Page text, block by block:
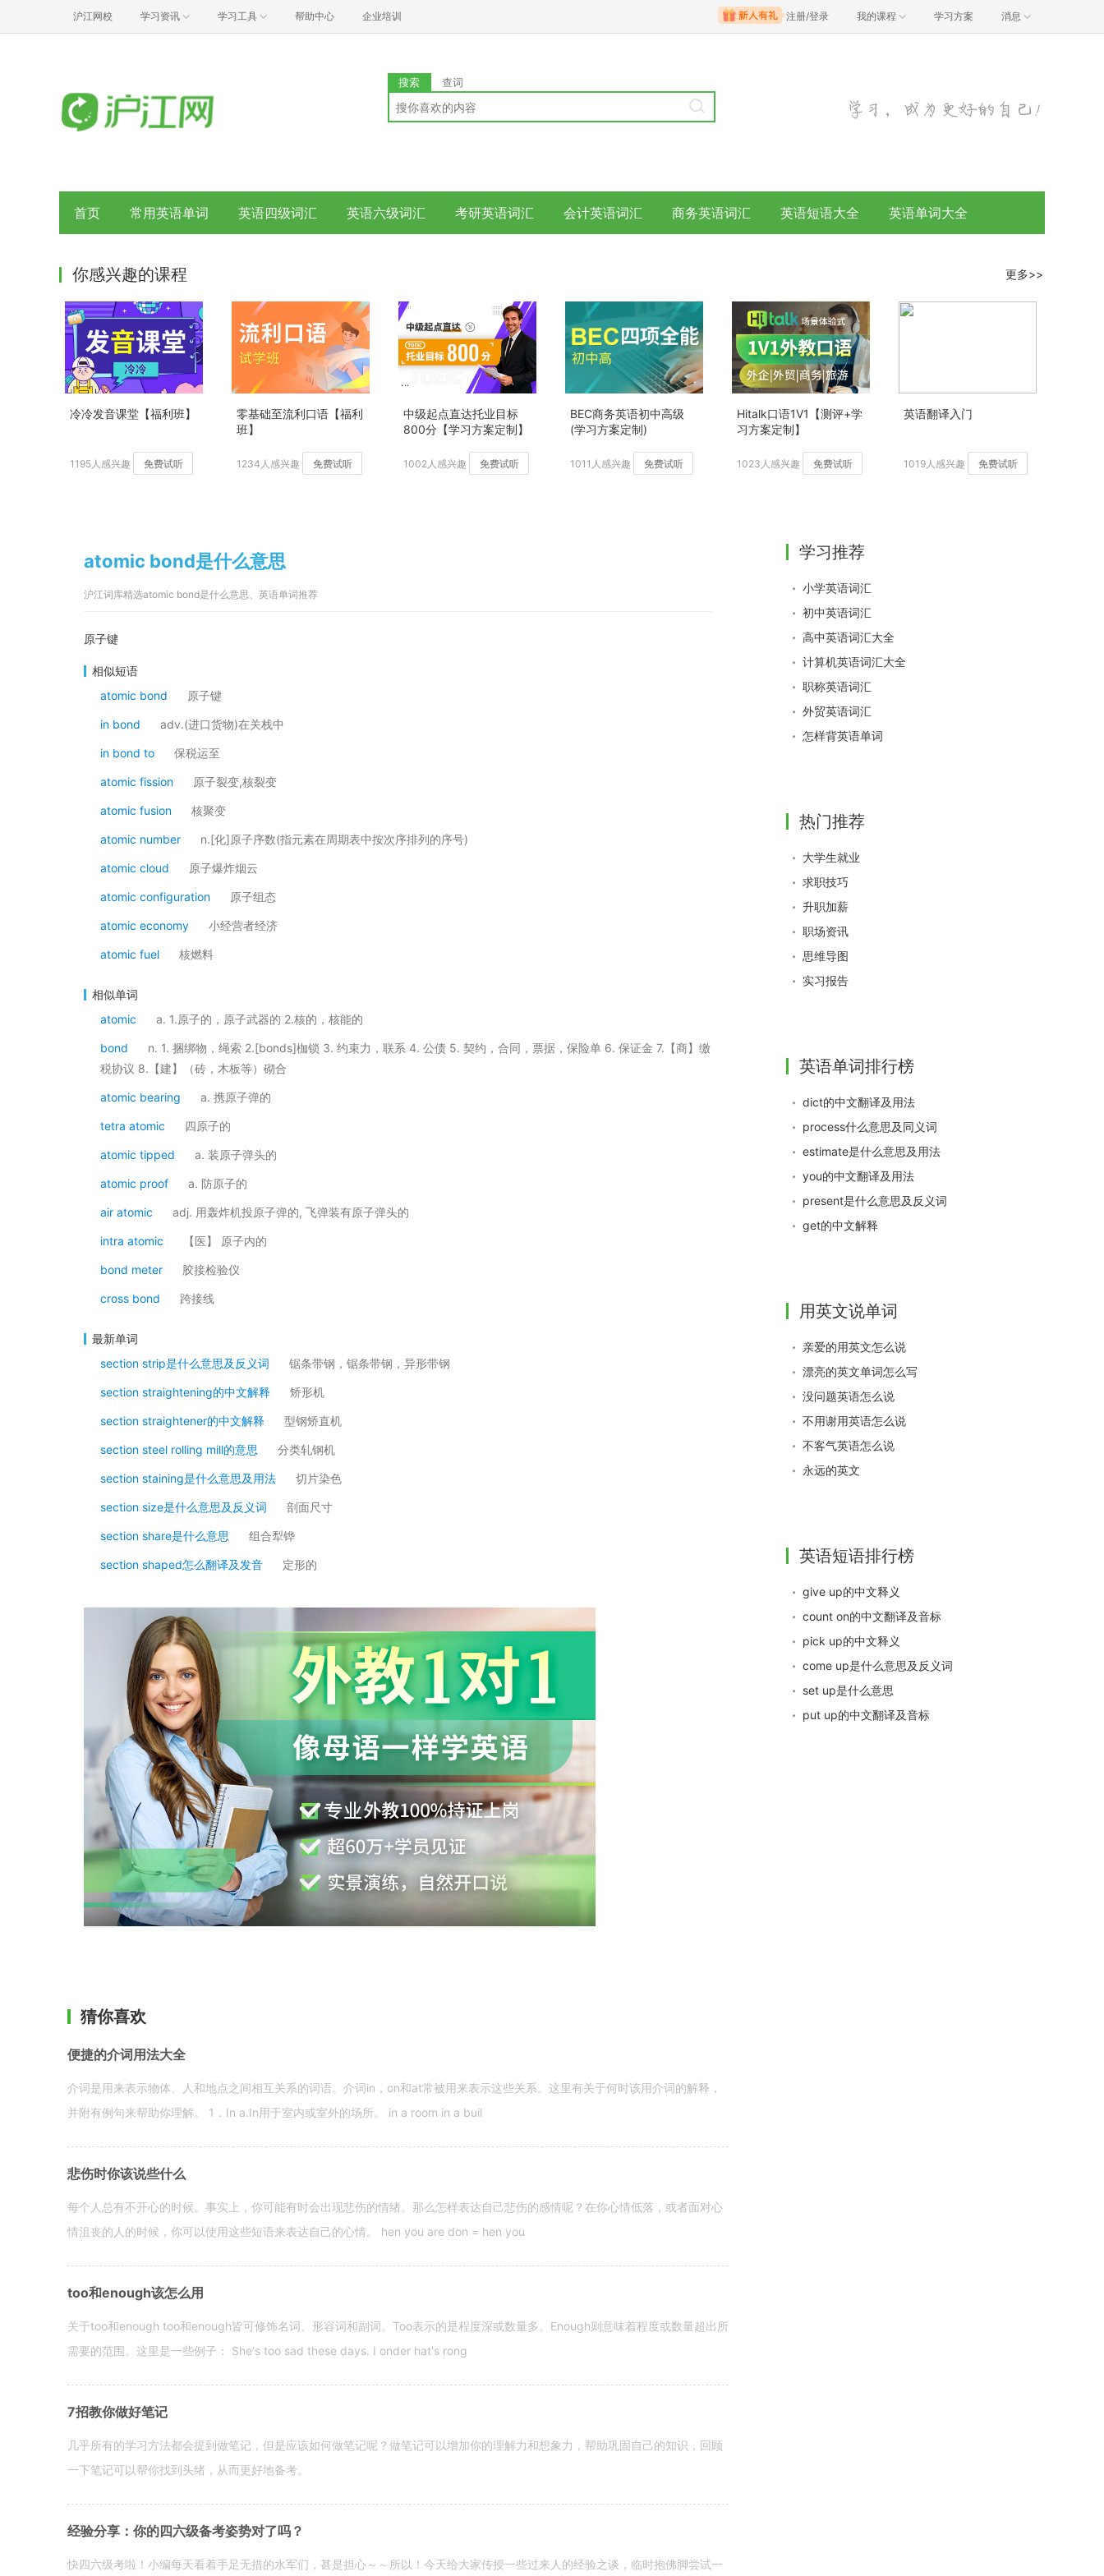
沪江网校 学习资讯 学习工具 帮助中心 企业培训 注册/登录 我的课程 学习方案 消息
搜索 查词
首页 常用英语单词 英语四级词汇 英语六级词汇 考研英语词汇 会计英语词汇 商务英语词汇 英语短语大全 英语单词大全
你感兴趣的课程 更多>>
冷冷发音课堂【福利班】
1195人感兴趣 免费试听
零基础至流利口语【福利
班】
1234人感兴趣 免费试听
中级起点直达托业目标
800分【学习方案定制】
1002人感兴趣 免费试听
BEC商务英语初中高级
(学习方案定制)
1011人感兴趣 免费试听
Hitalk口语1V1【测评+学
习方案定制】
1023人感兴趣 免费试听
英语翻译入门
1019人感兴趣 免费试听
atomic bond是什么意思
沪江词库精选atomic bond是什么意思、英语单词推荐
原子键
相似短语
atomic bond
原子键
in bond adv.(进口货物)在关栈中
in bond to 保税运至
atomic fission 原子裂变,核裂变
atomic fusion 核聚变
atomic number n.[化]原子序数(指元素在周期表中按次序排列的序号)
atomic cloud 原子爆炸烟云
atomic configuration 原子组态
atomic economy 小经营者经济
atomic fuel 核燃料
相似单词
atomic
a. 1.原子的，原子武器的 2.核的，核能的
bond
n. 1. 捆绑物，绳索 2.[bonds]枷锁 3. 约束力，联系 4. 公债 5. 契约，合同，票据，保险单 6. 保证金 7.【商】缴
税协议 8.【建】（砖，木板等）砌合
atomic bearing a. 携原子弹的
tetra atomic 四原子的
atomic tipped a. 装原子弹头的
atomic proof a. 防原子的
air atomic adj. 用轰炸机投原子弹的, 飞弹装有原子弹头的
intra atomic 【医】 原子内的
bond meter 胶接检验仪
cross bond 跨接线
最新单词
section strip是什么意思及反义词
锯条带钢，锯条带钢，异形带钢
section straightening的中文解释 矫形机
section straightener的中文解释 型钢矫直机
section steel rolling mill的意思 分类轧钢机
section staining是什么意思及用法 切片染色
section size是什么意思及反义词 剖面尺寸
section share是什么意思 组合犁铧
section shaped怎么翻译及发音 定形的
猜你喜欢
便捷的介词用法大全
介词是用来表示物体、人和地点之间相互关系的词语。介词in，on和at常被用来表示这些关系。这里有关于何时该用介词的解释，
并附有例句来帮助你理解。 1．In a.In用于室内或室外的场所。 in a room in a buil
悲伤时你该说些什么
每个人总有不开心的时候。事实上，你可能有时会出现悲伤的情绪。那么怎样表达自己悲伤的感情呢？在你心情低落，或者面对心
情沮丧的人的时候，你可以使用这些短语来表达自己的心情。 hen you are don = hen you
too和enough该怎么用
关于too和enough too和enough皆可修饰名词、形容词和副词。Too表示的是程度深或数量多。Enough则意味着程度或数量超出所
需要的范围。这里是一些例子： She's too sad these days. I onder hat's rong
7招教你做好笔记
几乎所有的学习方法都会提到做笔记，但是应该如何做笔记呢？做笔记可以增加你的理解力和想象力，帮助巩固自己的知识，回顾
一下笔记可以帮你找到头绪，从而更好地备考。
经验分享：你的四六级备考姿势对了吗？
快四六级考啦！小编每天看着手足无措的水军们，甚是担心～～所以！今天给大家传授一些过来人的经验之谈，临时抱佛脚尝试一
学习推荐
小学英语词汇
初中英语词汇
高中英语词汇大全
计算机英语词汇大全
职称英语词汇
外贸英语词汇
怎样背英语单词
热门推荐
大学生就业
求职技巧
升职加薪
职场资讯
思维导图
实习报告
英语单词排行榜
dict的中文翻译及用法
process什么意思及同义词
estimate是什么意思及用法
you的中文翻译及用法
present是什么意思及反义词
get的中文解释
用英文说单词
亲爱的用英文怎么说
漂亮的英文单词怎么写
没问题英语怎么说
不用谢用英语怎么说
不客气英语怎么说
永远的英文
英语短语排行榜
give up的中文释义
count on的中文翻译及音标
pick up的中文释义
come up是什么意思及反义词
set up是什么意思
put up的中文翻译及音标